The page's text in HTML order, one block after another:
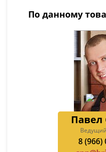
По данному
Павел
8 (966)